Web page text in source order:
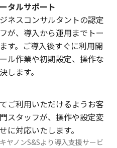
タルサポート
ネスコンサルタントの認定
が、導入から運用までトー
す。ご導入後すぐに利用開
ル作業や初期設定、操作な
します。
ご利用いただけるようお客
スタッフが、操作や設定変
に対応いたします。
ヤノンS&Sより導入支援サービ